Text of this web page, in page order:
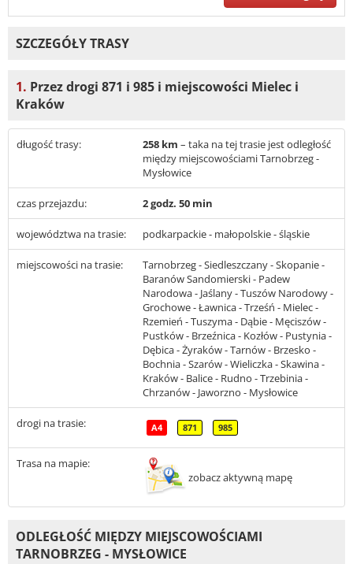
SZCZEGÓŁY TRASY
1. Przez drogi 871 i 985 i miejscowości Mielec i
Kraków
długość trasy: 258 km – taka na tej trasie jest odległość
między miejscowościami Tarnobrzeg -
Mysłowice
czas przejazdu: 2 godz. 50 min
województwa na trasie: podkarpackie - małopolskie - śląskie
miejscowości na trasie:
Tarnobrzeg - Siedleszczany - Skopanie -
Baranów Sandomierski - Padew
Narodowa - Jaślany - Tuszów Narodowy -
Grochowe - Ławnica - Trześń - Mielec -
Rzemień - Tuszyma - Dąbie - Męciszów -
Pustków - Brzeźnica - Kozłów - Pustynia -
Dębica - Żyraków - Tarnów - Brzesko -
Bochnia - Szarów - Wieliczka - Skawina -
Kraków - Balice - Rudno - Trzebinia -
Chrzanów - Jaworzno - Mysłowice
drogi na trasie: A4 871 985
Trasa na mapie:
zobacz aktywną mapę
ODLEGŁOŚĆ MIĘDZY MIEJSCOWOŚCIAMI
TARNOBRZEG - MYSŁOWICE